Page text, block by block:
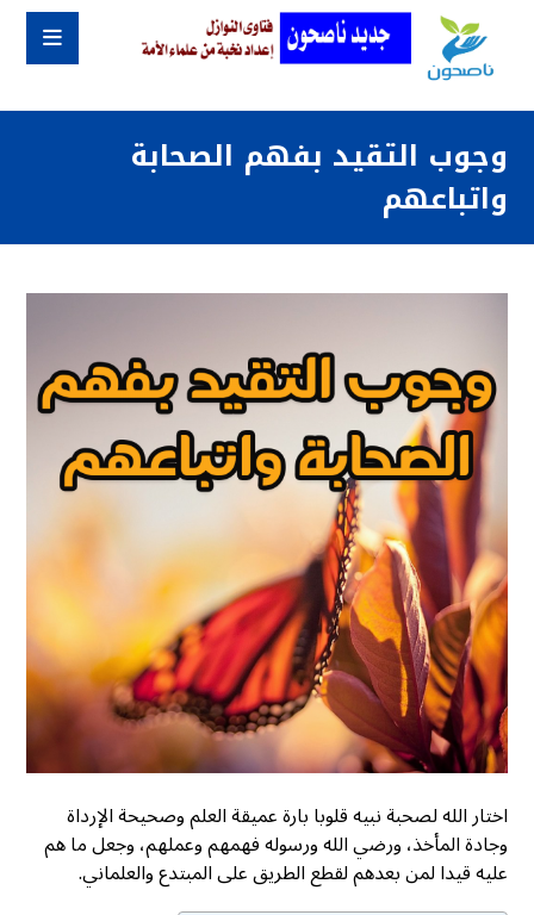
وجوب التقيد بفهم الصحابة
واتباعهم
اختار الله لصحبة نبيه قلوبا بارة عميقة العلم وصحيحة الإرداة
وجادة المأخذ، ورضي الله ورسوله فهمهم وعملهم، وجعل ما هم
عليه قيدا لمن بعدهم لقطع الطريق على المبتدع والعلماني.